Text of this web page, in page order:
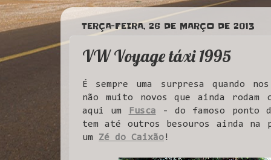
TERÇA-FEIRA, 26 DE MARÇO DE 2013
VW Voyage táxi 1995
É sempre uma surpresa quando
não muito novos que ainda
aqui um
Fusca - do famoso ponto
tem até outros besouros ainda
um Zé do Caixão!